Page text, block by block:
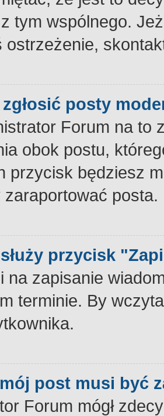
tym wspólnego.
ostrzeżenie,
posty
Forum na to
obok postu,
przycisk będziesz
zaraportować posta.
przycisk
na zapisanie
terminie. By
post musi być
Forum mógł